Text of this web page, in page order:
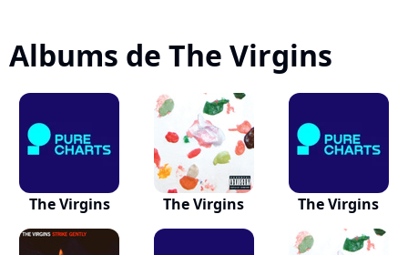
Albums de The Virgins
The Virgins The Virgins The Virgins